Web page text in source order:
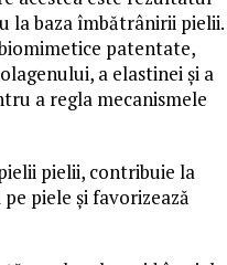
la baza îmbătrânirii pielii.
patentate,
a elastinei și a
a regla mecanismele
pielii, contribuie la
piele și favorizează